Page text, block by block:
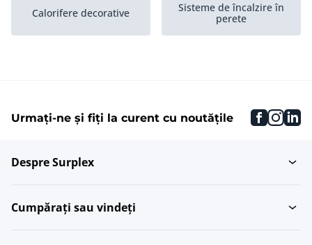
Calorifere decorative
Sisteme de încalzire în
perete
Circulatoare
Pompe de încalzire
Urmați-ne și fiți la curent cu noutățile
Despre Surplex
Cumpărați sau vindeți